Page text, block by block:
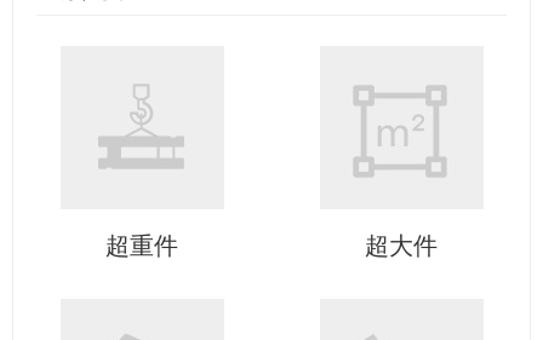
超重件 超大件